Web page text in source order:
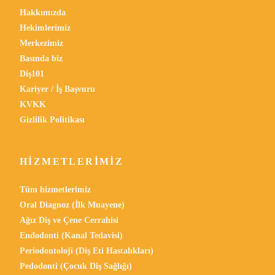
Hakkımızda
Hekimlerimiz
Merkezimiz
Basında biz
Diş101
Kariyer / İş Başvuru
KVKK
Gizlilik Politikası
HIZMETLERIMIZ
Tüm hizmetlerimiz
Oral Diagnoz (İlk Muayene)
Ağız Diş ve Çene Cerrahisi
Endodonti (Kanal Tedavisi)
Periodontoloji (Diş Eti Hastalıkları)
Pedodonti (Çocuk Diş Sağlığı)